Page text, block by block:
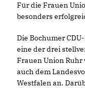
Für die Frauen
besonders
Die Bochumer
eine der drei
Frauen Union
auch dem
Westfalen an.